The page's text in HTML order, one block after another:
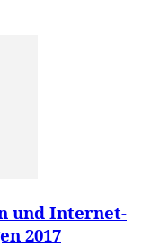
und Internet-
2017